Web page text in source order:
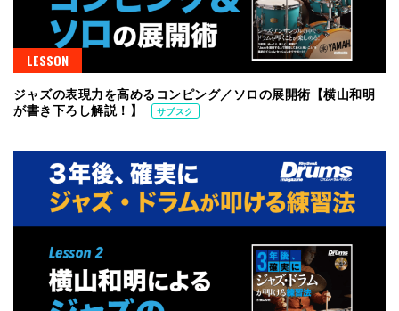
LESSON
ジャズの表現力を高めるコンピング／ソロの展開術【横山和明
が書き下ろし解説！】
サブスク